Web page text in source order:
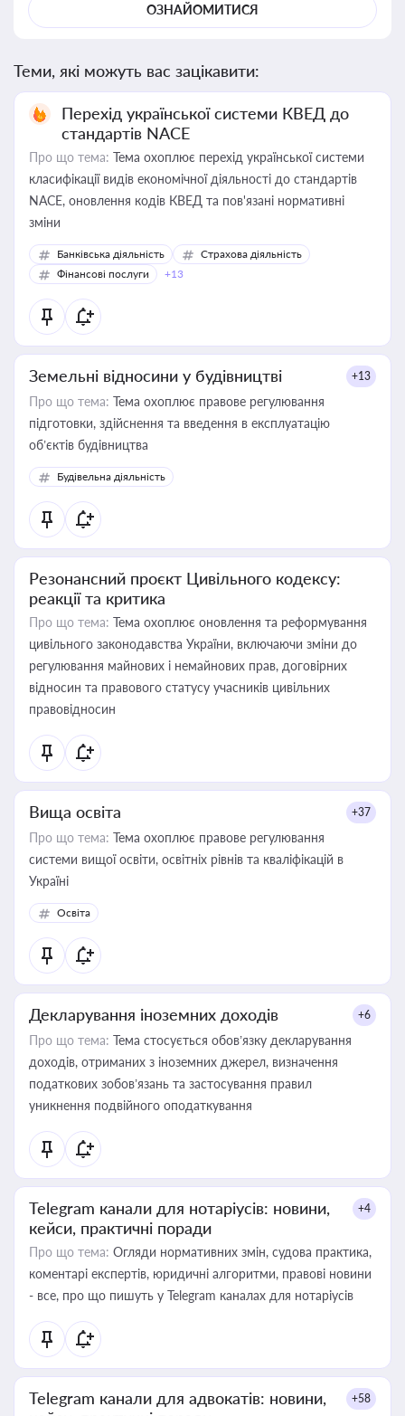
ОЗНАЙОМИТИСЯ
Теми, які можуть вас зацікавити:
Перехід української системи КВЕД до
стандартів NACE
Про що тема: Тема охоплює перехід української системи
класифікації видів економічної діяльності до стандартів
NACE, оновлення кодів КВЕД та пов'язані нормативні
зміни
Банківська діяльність
Страхова діяльність
Фінансові послуги
+13
Земельні відносини у будівництві +13
Про що тема: Тема охоплює правове регулювання
підготовки, здійснення та введення в експлуатацію
об’єктів будівництва
Будівельна діяльність
Резонансний проєкт Цивільного кодексу:
реакції та критика
Про що тема: Тема охоплює оновлення та реформування
цивільного законодавства України, включаючи зміни до
регулювання майнових і немайнових прав, договірних
відносин та правового статусу учасників цивільних
правовідносин
Вища освіта +37
Про що тема: Тема охоплює правове регулювання
системи вищої освіти, освітніх рівнів та кваліфікацій в
Україні
Освіта
Декларування іноземних доходів +6
Про що тема: Тема стосується обов’язку декларування
доходів, отриманих з іноземних джерел, визначення
податкових зобов’язань та застосування правил
уникнення подвійного оподаткування
Telegram канали для нотаріусів: новини,
кейси, практичні поради
+4
Про що тема: Огляди нормативних змін, судова практика,
коментарі експертів, юридичні алгоритми, правові новини
- все, про що пишуть у Telegram каналах для нотаріусів
Telegram канали для адвокатів: новини,
+58